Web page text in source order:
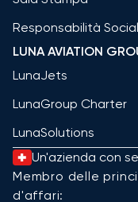
Responsabilità
LUNA AVIATION
LunaJets
LunaGroup Charter
LunaSolutions
Un'azienda con
Membro delle
d'affari: